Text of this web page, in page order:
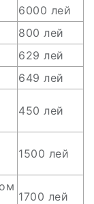
6000 лей
800 лей
629 лей
649 лей
450 лей
1500 лей
1700 лей